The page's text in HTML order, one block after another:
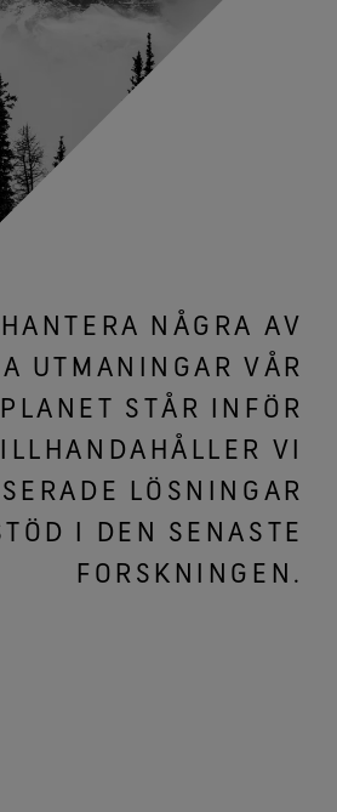
NÅGRA AV
UTMANINGAR VÅR
PLANET STÅR INFÖR
VI
LÖSNINGAR
I DEN SENASTE
FORSKNINGEN.